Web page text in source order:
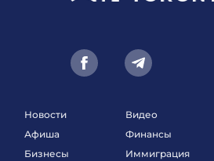
Новости
Афиша
Бизнесы
Видео
Финансы
Иммиграция